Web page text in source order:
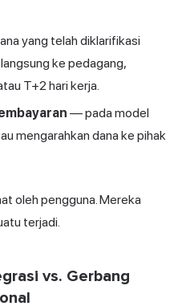
yang telah diklarifikasi
ke pedagang,
T+2 hari kerja.
— pada model
mengarahkan dana ke pihak
oleh pengguna. Mereka
terjadi.
vs. Gerbang